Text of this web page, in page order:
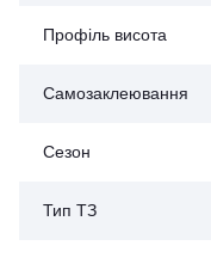
Профіль висота
Самозаклеювання
Сезон
Тип ТЗ